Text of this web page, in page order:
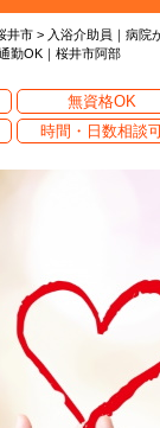
井市 > 入浴介助員｜病院
勤OK｜桜井市阿部
無資格OK
時間・日数相談